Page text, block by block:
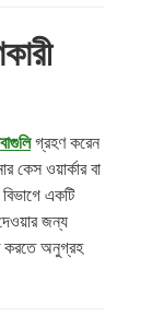
গ্রহণ করেন
কেস ওয়ার্কার বা
একটি
জন্য
করতে অনুগ্রহ